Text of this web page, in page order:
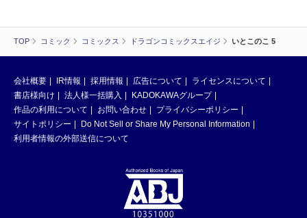
TOP コミック コミックス ドラゴンコミックスエイジ いとこのこ 5
会社概要 IR情報 採用情報 広告について
ライセンスについて
書店様向け
法人様一括購入
KADOKAWAグループ
作品の利用について
お問い合わせ
プライバシーポリシー
サイトポリシー
Do Not Sell or Share My Personal Information
利用者情報の外部送信について